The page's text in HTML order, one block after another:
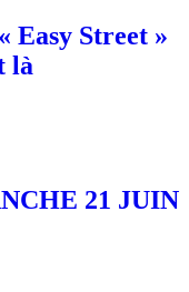
Easy Street »
là
21 JUIN